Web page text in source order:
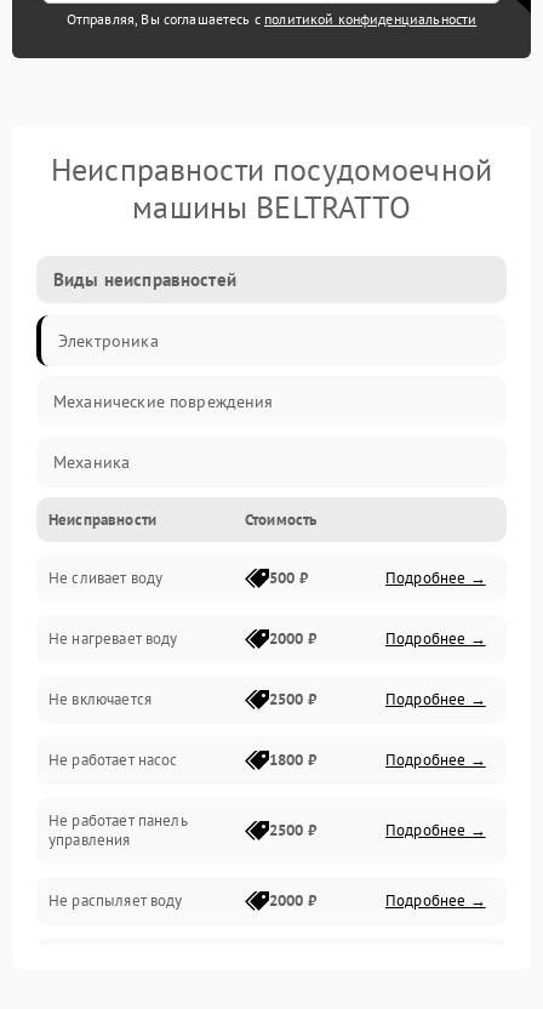
Отправляя, Вы соглашаетесь с политикой конфиденциальности
Неисправности посудомоечной
машины BELTRATTO
Виды неисправностей
Электроника
Механические повреждения
Механика
Управление
Электропитание
Датчики
Нагрев
Вода
Гигиена
Программное обеспечение
Неисправности Стоимость
Не сливает воду 500 ₽ Подробнее →
Не нагревает воду 2000 ₽ Подробнее →
Не включается 2500 ₽ Подробнее →
Не работает насос 1800 ₽ Подробнее →
Не работает панель
управления
2500 ₽ Подробнее →
Не распыляет воду 2000 ₽ Подробнее →